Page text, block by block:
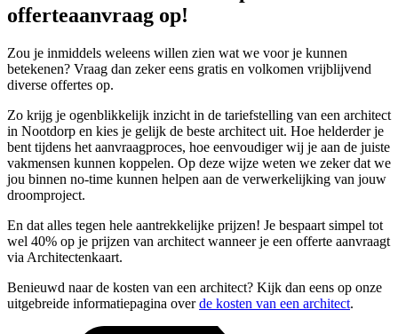
offerteaanvraag op!
Zou je inmiddels weleens willen zien wat we voor je kunnen
betekenen? Vraag dan zeker eens gratis en volkomen vrijblijvend
diverse offertes op.
Zo krijg je ogenblikkelijk inzicht in de tariefstelling van een architect
in Nootdorp en kies je gelijk de beste architect uit. Hoe helderder je
bent tijdens het aanvraagproces, hoe eenvoudiger wij je aan de juiste
vakmensen kunnen koppelen. Op deze wijze weten we zeker dat we
jou binnen no-time kunnen helpen aan de verwerkelijking van jouw
droomproject.
En dat alles tegen hele aantrekkelijke prijzen! Je bespaart simpel tot
wel 40% op je prijzen van architect wanneer je een offerte aanvraagt
via Architectenkaart.
Benieuwd naar de kosten van een architect? Kijk dan eens op onze
uitgebreide informatiepagina overde kosten van een architect.